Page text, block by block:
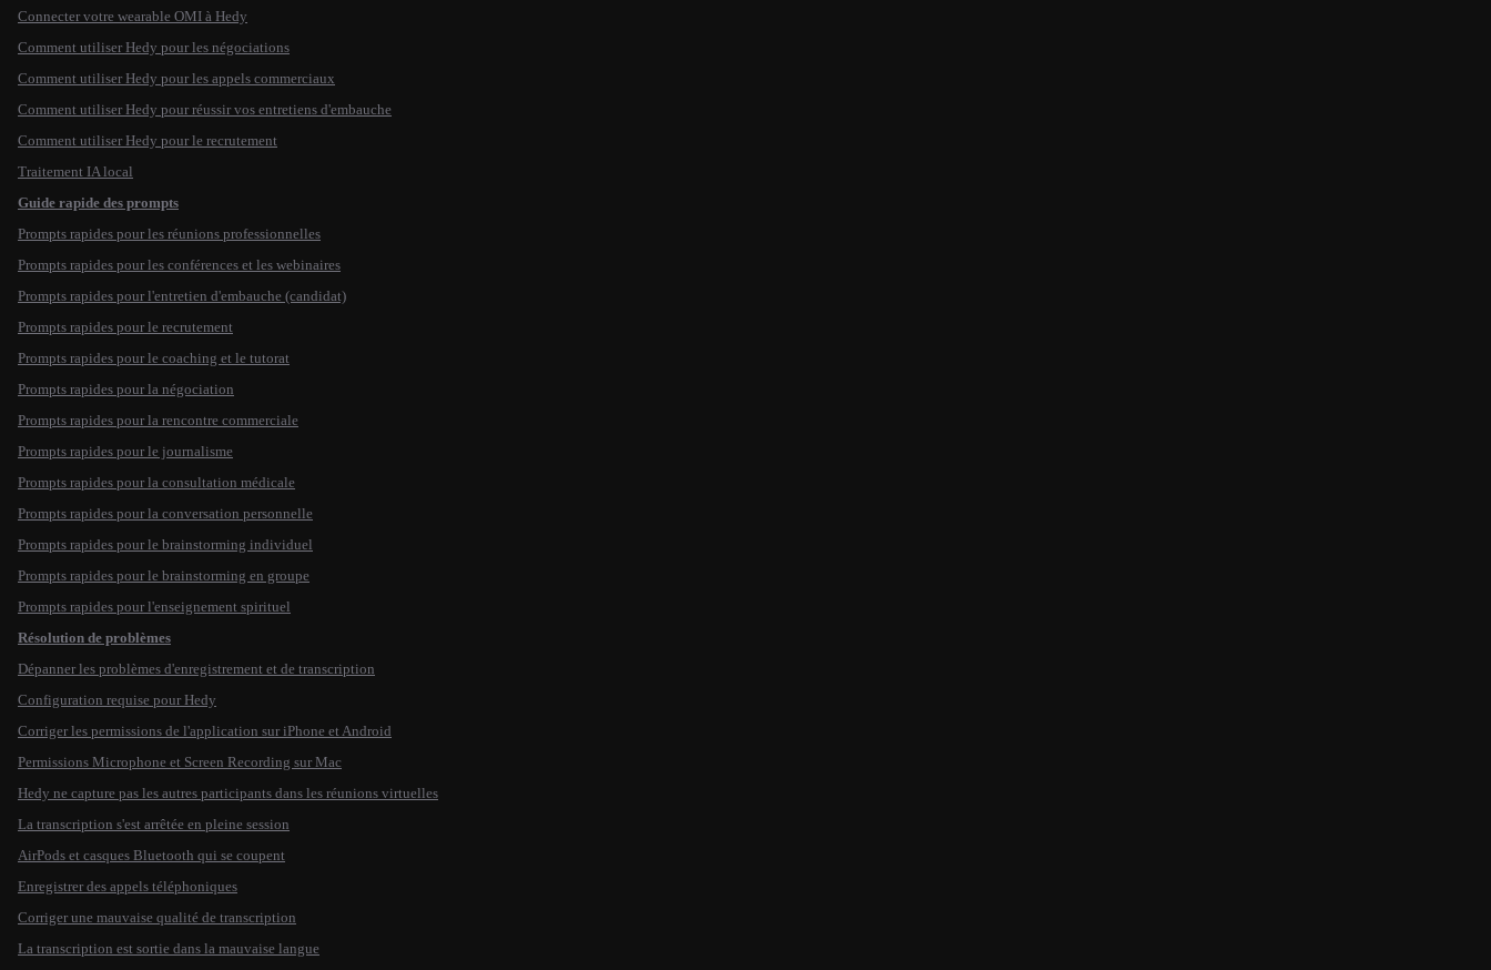
Connecter votre wearable OMI à Hedy
Comment utiliser Hedy pour les négociations
Comment utiliser Hedy pour les appels commerciaux
Comment utiliser Hedy pour réussir vos entretiens d'embauche
Comment utiliser Hedy pour le recrutement
Traitement IA local
Guide rapide des prompts
Prompts rapides pour les réunions professionnelles
Prompts rapides pour les conférences et les webinaires
Prompts rapides pour l'entretien d'embauche (candidat)
Prompts rapides pour le recrutement
Prompts rapides pour le coaching et le tutorat
Prompts rapides pour la négociation
Prompts rapides pour la rencontre commerciale
Prompts rapides pour le journalisme
Prompts rapides pour la consultation médicale
Prompts rapides pour la conversation personnelle
Prompts rapides pour le brainstorming individuel
Prompts rapides pour le brainstorming en groupe
Prompts rapides pour l'enseignement spirituel
Résolution de problèmes
Dépanner les problèmes d'enregistrement et de transcription
Configuration requise pour Hedy
Corriger les permissions de l'application sur iPhone et Android
Permissions Microphone et Screen Recording sur Mac
Hedy ne capture pas les autres participants dans les réunions virtuelles
La transcription s'est arrêtée en pleine session
AirPods et casques Bluetooth qui se coupent
Enregistrer des appels téléphoniques
Corriger une mauvaise qualité de transcription
La transcription est sortie dans la mauvaise langue